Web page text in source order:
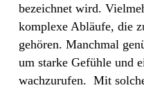
bezeichnet wird.
komplexe Abläufe, die
gehören. Manchmal
um starke Gefühle und
wachzurufen. Mit